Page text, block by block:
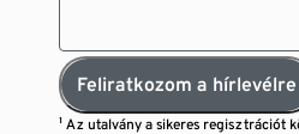
Feliratkozom a hírlevélre
¹ Az utalvány a sikeres regisztrációt